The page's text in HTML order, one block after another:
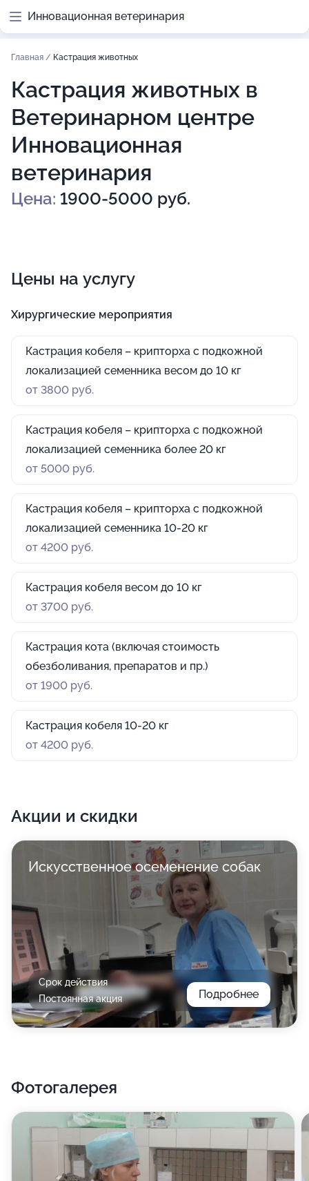
Инновационная ветеринария
Главная / Кастрация животных
Кастрация животных в
Ветеринарном центре
Инновационная
ветеринария
Цена: 1900-5000 руб.
Цены на услугу
Хирургические мероприятия
Кастрация кобеля – крипторха с подкожной
локализацией семенника весом до 10 кг
от 3800 руб.
Кастрация кобеля – крипторха с подкожной
локализацией семенника более 20 кг
от 5000 руб.
Кастрация кобеля – крипторха с подкожной
локализацией семенника 10-20 кг
от 4200 руб.
Кастрация кобеля весом до 10 кг
от 3700 руб.
Кастрация кота (включая стоимость
обезболивания, препаратов и пр.)
от 1900 руб.
Кастрация кобеля 10-20 кг
от 4200 руб.
Акции и скидки
Искусственное осеменение собак
Срок действия
Постоянная акция
Подробнее
Фотогалерея